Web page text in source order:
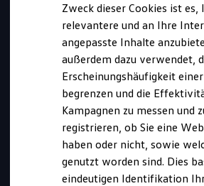
Zweck dieser Cookies ist es,
relevantere und an Ihre
angepasste Inhalte
außerdem dazu verwendet,
Erscheinungshäufigkeit
begrenzen und die
Kampagnen zu messen und
registrieren, ob Sie eine
haben oder nicht, sowie
genutzt worden sind. Dies
eindeutigen Identifikation